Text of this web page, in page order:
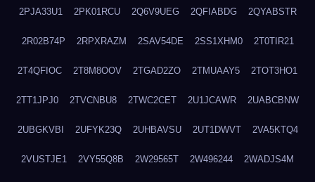
2PJA33U1 2PK01RCU 2Q6V9UEG 2QFIABDG 2QYABSTR
2R02B74P 2RPXRAZM 2SAV54DE 2SS1XHM0 2T0TIR21
2T4QFIOC 2T8M8OOV 2TGAD2ZO 2TMUAAY5 2TOT3HO1
2TT1JPJ0 2TVCNBU8 2TWC2CET 2U1JCAWR 2UABCBNW
2UBGKVBI 2UFYK23Q 2UHBAVSU 2UT1DWVT 2VA5KTQ4
2VUSTJE1 2VY55Q8B 2W29565T 2W496244 2WADJS4M